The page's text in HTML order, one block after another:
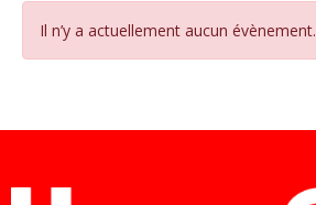
Il n’y a actuellement aucun évènement.